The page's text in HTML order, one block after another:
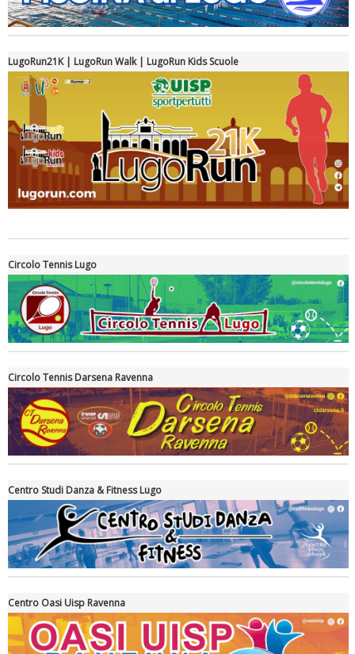
Tiziano Pesce a Radio InBlu2000 traccia il bilancio della stagione
Ddl Lobby, Uisp: “Il Parlamento valorizzi le nostre specificità"
La formazione Uisp rallenta ma prosegue anche in estate
LugoRun21K | LugoRun Walk | LugoRun Kids Scuole
Circolo Tennis Lugo
Circolo Tennis Darsena Ravenna
Centro Studi Danza & Fitness Lugo
Centro Oasi Uisp Ravenna